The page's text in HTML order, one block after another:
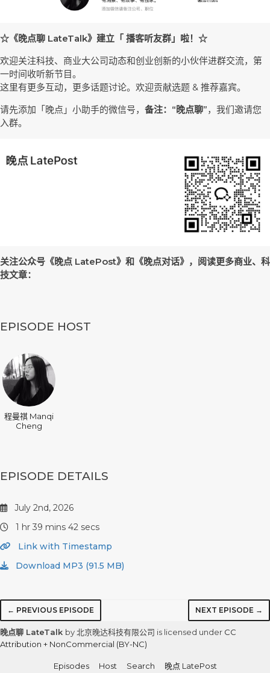
☆《晚点聊 LateTalk》建立「 播客听友群」啦！☆
欢迎关注科技、商业大公司动态和创业创新的小伙伴进群交流，第
一时间收听新节目。
这里有更多互动，更多话题讨论。欢迎贡献选题 & 推荐嘉宾。
请先添加「晚点」小助手的微信号， 备注：“晚点聊”，我们邀请您
入群。
关注公众号《晚点 LatePost》和《晚点对话》，阅读更多商业、科
技文章：
EPISODE HOST
程曼祺 Manqi
Cheng
EPISODE DETAILS
July 2nd, 2026
1 hr 39 mins 42 secs
Link with Timestamp
Download MP3 (91.5 MB)
← PREVIOUS EPISODE NEXT EPISODE →
晚点聊 LateTalk by 北京晚达科技有限公司 is licensed under CC
Attribution + NonCommercial (BY-NC)
Episodes Host Search 晚点 LatePost